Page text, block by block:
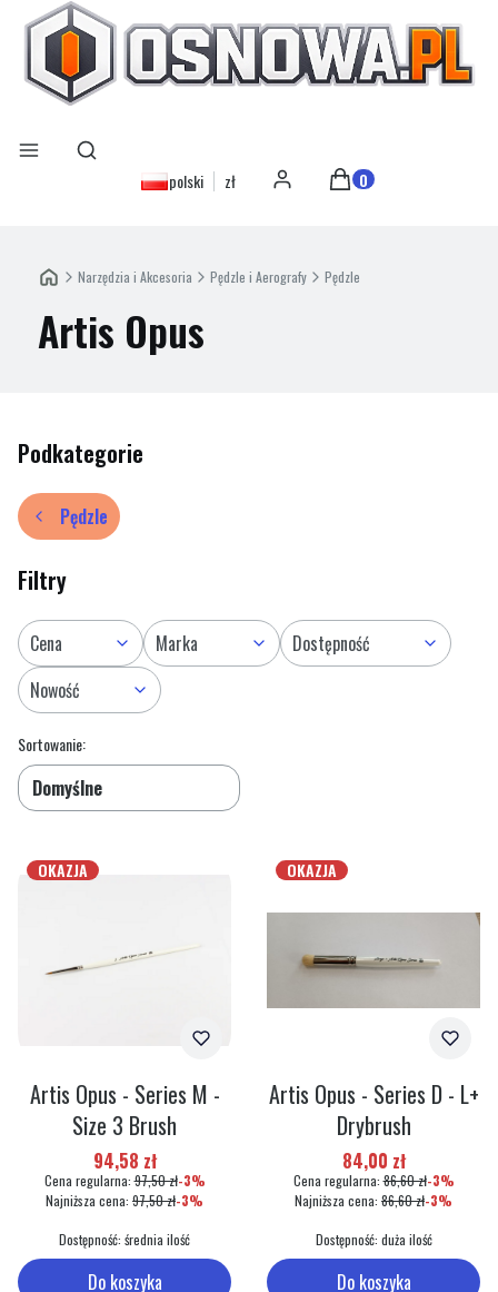
Menu Otwórz wyszukiwarkę
Szukaj
polski zł Zaloguj sięProdukty w koszyku:
Koszyk
Narzędzia i Akcesoria Pędzle i Aerografy Pędzle
Artis Opus
Podkategorie
Pędzle
Filtry
Cena Marka
Dostępność
Nowość
Koniec filtrów
Lista produktów
Sortowanie:
Domyślne
OKAZJA
Do koszyka
Artis Opus - Series M -
Size 3 Brush
Cena promocyjna
94,58 zł
Cena regularna: 97,50 zł-3%
Najniższa cena: 97,50 zł-3%
Dostępność: średnia ilość
OKAZJA
Do koszyka
Artis Opus - Series D - L+
Drybrush
Cena promocyjna
84,00 zł
Cena regularna: 86,60 zł-3%
Najniższa cena: 86,60 zł-3%
Dostępność: duża ilość